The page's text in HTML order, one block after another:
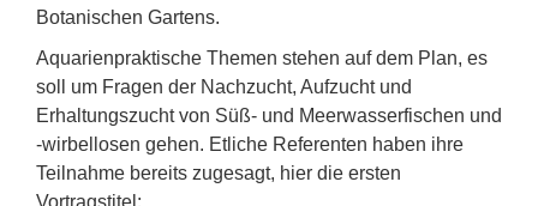
Botanischen Gartens.
Aquarienpraktische Themen stehen auf dem Plan, es
soll um Fragen der Nachzucht, Aufzucht und
Erhaltungszucht von Süß- und Meerwasserfischen und
-wirbellosen gehen. Etliche Referenten haben ihre
Teilnahme bereits zugesagt, hier die ersten
Vortragstitel: